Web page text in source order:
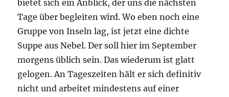
bietet sich ein Anblick, der uns die nächsten
Tage über begleiten wird. Wo eben noch eine
Gruppe von Inseln lag, ist jetzt eine dichte
Suppe aus Nebel. Der soll hier im September
morgens üblich sein. Das wiederum ist glatt
gelogen. An Tageszeiten hält er sich definitiv
nicht und arbeitet mindestens auf einer